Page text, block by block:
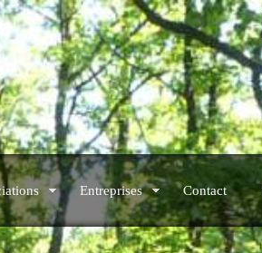
Entreprises Contact